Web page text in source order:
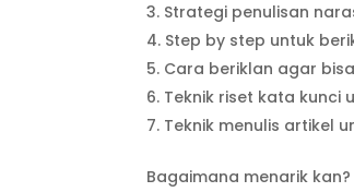
Strategi penulisan
Step by step untuk
Cara beriklan agar
Teknik riset kata kunci
Teknik menulis artikel
Bagaimana menarik